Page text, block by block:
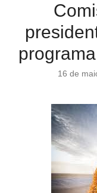
16 de